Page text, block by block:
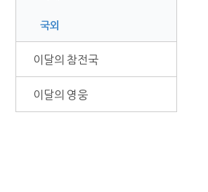
국외
이달의 참전국
이달의 영웅